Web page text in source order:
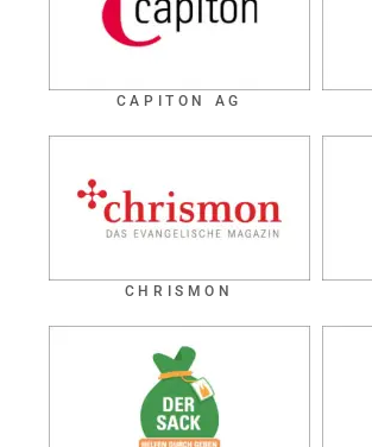
CAPITON AG
CHRISMON